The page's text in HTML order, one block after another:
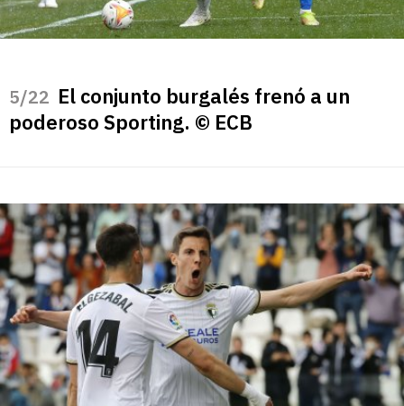
/22 El conjunto burgalés frenó a un
poderoso Sporting. © ECB